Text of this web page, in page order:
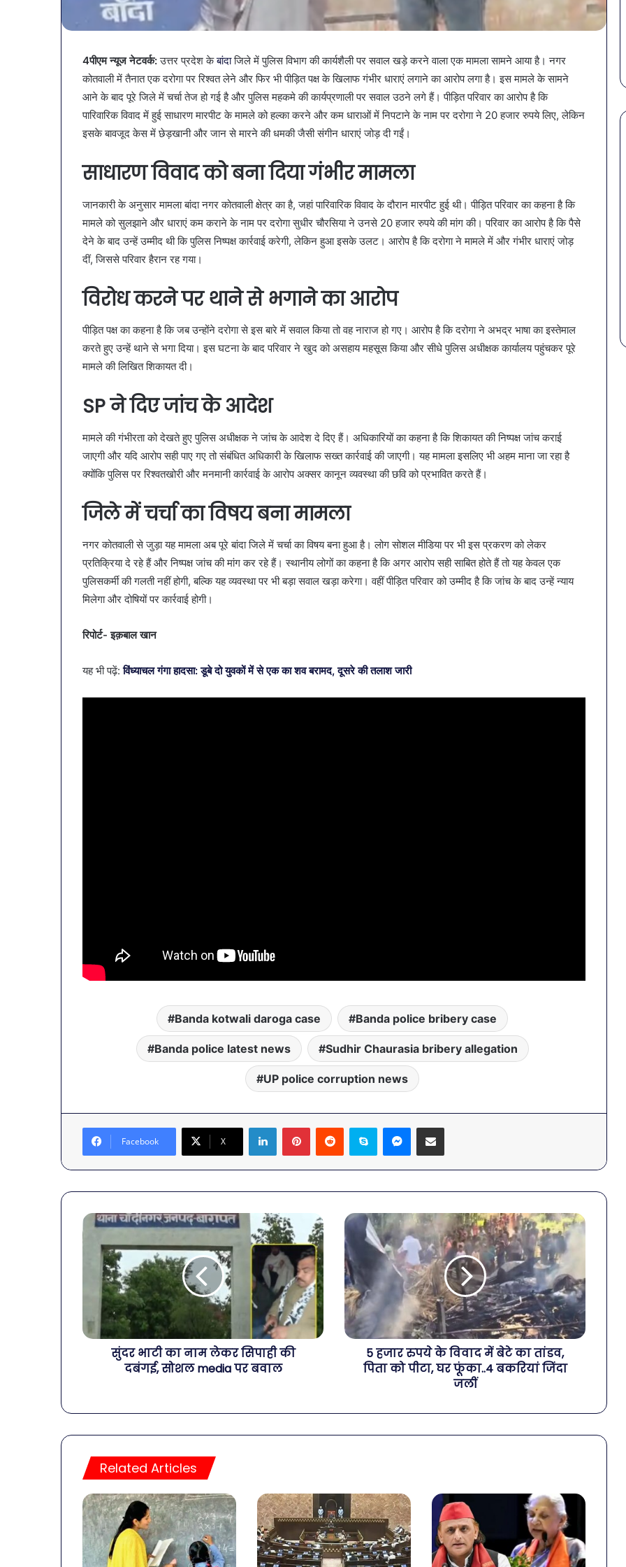
4पीएम न्यूज नेटवर्क:उत्तर प्रदेश केबांदाजिले में पुलिस विभाग की कार्यशैली पर सवाल खड़े करने वाला एक मामला सामने आया है। नगर
कोतवाली में तैनात एक दरोगा पर रिश्वत लेने और फिर भी पीड़ित पक्ष के खिलाफ गंभीर धाराएं लगाने का आरोप लगा है। इस मामले के सामने
आने के बाद पूरे जिले में चर्चा तेज हो गई है और पुलिस महकमे की कार्यप्रणाली पर सवाल उठने लगे हैं। पीड़ित परिवार का आरोप है कि
पारिवारिक विवाद में हुई साधारण मारपीट के मामले को हल्का करने और कम धाराओं में निपटाने के नाम पर दरोगा ने 20 हजार रुपये लिए, लेकिन
इसके बावजूद केस में छेड़खानी और जान से मारने की धमकी जैसी संगीन धाराएं जोड़ दी गईं।
साधारण विवाद को बना दिया गंभीर मामला
जानकारी के अनुसार मामला बांदा नगर कोतवाली क्षेत्र का है, जहां पारिवारिक विवाद के दौरान मारपीट हुई थी। पीड़ित परिवार का कहना है कि
मामले को सुलझाने और धाराएं कम कराने के नाम पर दरोगा सुधीर चौरसिया ने उनसे 20 हजार रुपये की मांग की। परिवार का आरोप है कि पैसे
देने के बाद उन्हें उम्मीद थी कि पुलिस निष्पक्ष कार्रवाई करेगी, लेकिन हुआ इसके उलट। आरोप है कि दरोगा ने मामले में और गंभीर धाराएं जोड़
दीं, जिससे परिवार हैरान रह गया।
विरोध करने पर थाने से भगाने का आरोप
पीड़ित पक्ष का कहना है कि जब उन्होंने दरोगा से इस बारे में सवाल किया तो वह नाराज हो गए। आरोप है कि दरोगा ने अभद्र भाषा का इस्तेमाल
करते हुए उन्हें थाने से भगा दिया। इस घटना के बाद परिवार ने खुद को असहाय महसूस किया और सीधे पुलिस अधीक्षक कार्यालय पहुंचकर पूरे
मामले की लिखित शिकायत दी।
SP ने दिए जांच के आदेश
मामले की गंभीरता को देखते हुए पुलिस अधीक्षक ने जांच के आदेश दे दिए हैं। अधिकारियों का कहना है कि शिकायत की निष्पक्ष जांच कराई
जाएगी और यदि आरोप सही पाए गए तो संबंधित अधिकारी के खिलाफ सख्त कार्रवाई की जाएगी। यह मामला इसलिए भी अहम माना जा रहा है
क्योंकि पुलिस पर रिश्वतखोरी और मनमानी कार्रवाई के आरोप अक्सर कानून व्यवस्था की छवि को प्रभावित करते हैं।
जिले में चर्चा का विषय बना मामला
नगर कोतवाली से जुड़ा यह मामला अब पूरे बांदा जिले में चर्चा का विषय बना हुआ है। लोग सोशल मीडिया पर भी इस प्रकरण को लेकर
प्रतिक्रिया दे रहे हैं और निष्पक्ष जांच की मांग कर रहे हैं। स्थानीय लोगों का कहना है कि अगर आरोप सही साबित होते हैं तो यह केवल एक
पुलिसकर्मी की गलती नहीं होगी, बल्कि यह व्यवस्था पर भी बड़ा सवाल खड़ा करेगा। वहीं पीड़ित परिवार को उम्मीद है कि जांच के बाद उन्हें न्याय
मिलेगा और दोषियों पर कार्रवाई होगी।
रिपोर्ट- इक़बाल खान
यह भी पढ़ें:विंध्याचल गंगा हादसा: डूबे दो युवकों में से एक का शव बरामद, दूसरे की तलाश जारी
Banda kotwali daroga case Banda police bribery case
Banda police latest news Sudhir Chaurasia bribery allegation
UP police corruption news
Facebook X
LinkedInPinterestReddit Skype Messenger
Share via Email
सुंदर भाटी का नाम लेकर सिपाही की
दबंगई, सोशल media पर बवाल
5 हजार रुपये के विवाद में बेटे का तांडव,
पिता को पीटा, घर फूंका..4 बकरियां जिंदा
जलीं
Related Articles
नगर में ट्रेडर्स कमीशन की पहली
बैठक, केजरीवाल–मान का बड़ा
गर्मियों
में
शामिल
करें
ये
7
सब्जियां
पेट की समस्याओं से बचना है?
गर्मियों में डाइट में शामिल करें ये 7
सब्जियां
बैक्टीरिया,
गोरखपुर
कंपनियों
के
पानी
पर
सावधान! बोतलबंद पानी में मिला
खतरनाक बैक्टीरिया, गोरखपुर की
4 कंपनियों के पानी पर लगी रोक